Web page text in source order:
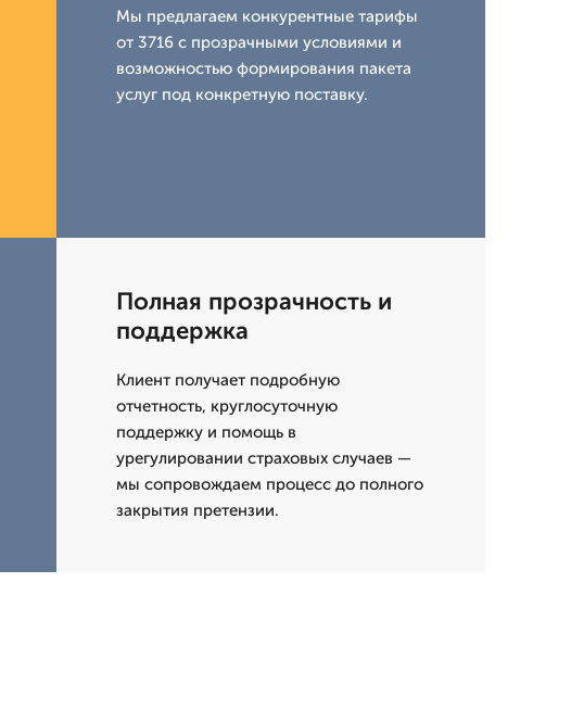
Мы предлагаем конкурентные тарифы
от 3716 с прозрачными условиями и
возможностью формирования пакета
услуг под конкретную поставку.
Полная прозрачность и
поддержка
Клиент получает подробную
отчетность, круглосуточную
поддержку и помощь в
урегулировании страховых случаев —
мы сопровождаем процесс до полного
закрытия претензии.